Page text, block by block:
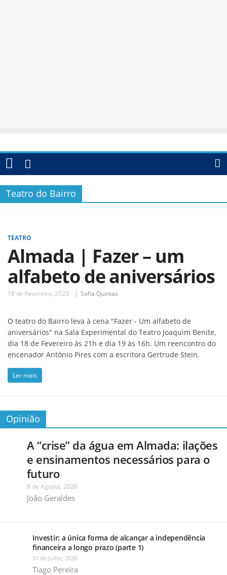
Teatro do Bairro
TEATRO
Almada | Fazer – um
alfabeto de aniversários
18 de Fevereiro, 2023 Sofia Quintas
O teatro do Bairro leva à cena "Fazer - Um alfabeto de
aniversários" na Sala Experimental do Teatro Joaquim Benite,
dia 18 de Fevereiro às 21h e dia 19 às 16h. Um reencontro do
encenador António Pires com a escritora Gertrude Stein.
Ler mais
Opinião
A “crise” da água em Almada: ilações
e ensinamentos necessários para o
futuro
8 de Agosto, 2026
João Geraldes
Investir: a única forma de alcançar a independência
financeira a longo prazo (parte 1)
31 de Julho, 2026
Tiago Pereira